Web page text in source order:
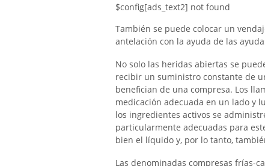
$config[ads_text2] not found
También se puede colocar un
antelación con la ayuda de las
No solo las heridas abiertas se
recibir un suministro constante de
benefician de una compresa. Los
medicación adecuada en un lado y
los ingredientes activos se
particularmente adecuadas para
bien el líquido y, por lo tanto,
Las denominadas compresas frías-